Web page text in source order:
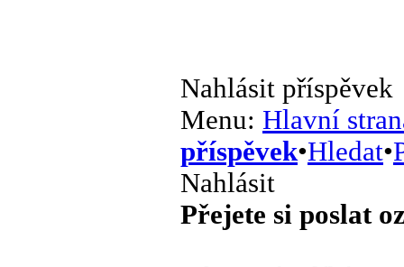
Nahlásit příspěvek
Menu: Hlavní
příspěvek•Hledat•
Nahlásit
Přejete si poslat